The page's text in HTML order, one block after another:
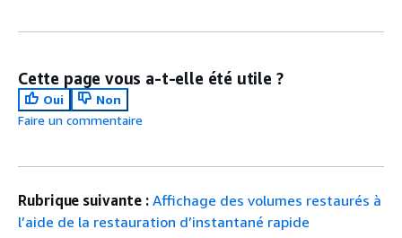
Cette page vous a-t-elle été utile ?
Oui
Non
Faire un commentaire
Rubrique suivante : Affichage des volumes restaurés à
l’aide de la restauration d’instantané rapide